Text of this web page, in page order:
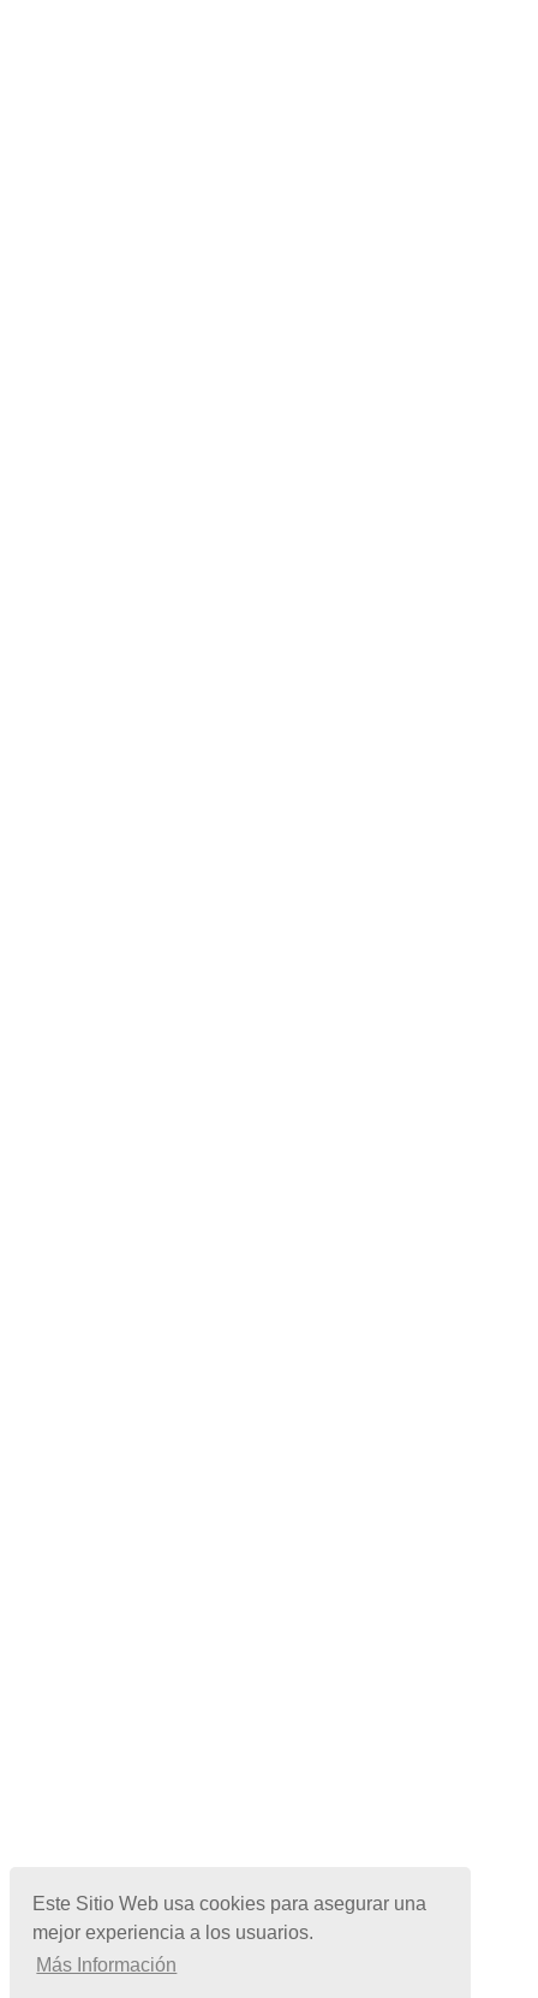
Este Sitio Web usa cookies para asegurar una
mejor experiencia a los usuarios.
Más Información